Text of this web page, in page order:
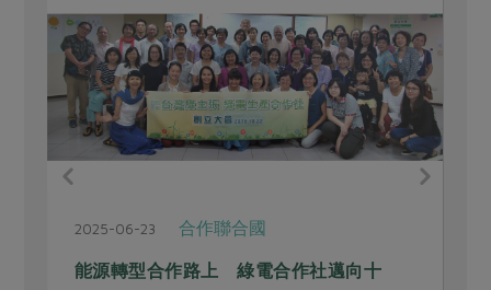
2025-06-23 合作聯合國
能源轉型合作路上 綠電合作社邁向十